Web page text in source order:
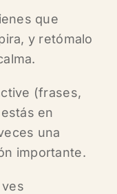
que
y retómalo
(frases,
en
una
importante.